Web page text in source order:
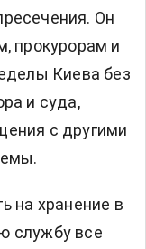
Он
прокурорам и
Киева без
и суда,
с другими
на хранение в
службу все